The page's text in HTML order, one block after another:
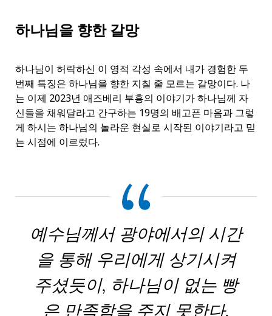
하나님을 향한 갈망
하나님이 허락하신 이 영적 각성 속에서 내가 경험한 두
번째 특징은 하나님을 향한 지칠 줄 모르는 갈망이다. 나
는 이제 2023년 애즈베리 부흥의 이야기가 하나님께 자
신들을 채워달라고 간구하는 19명의 배고픈 마음과 그렇
게 하시는 하나님의 놀라운 현실로 시작된 이야기라고 믿
는 시점에 이르렀다.
예수님께서 광야에서의 시간
을 통해 우리에게 상기시켜
주셨듯이, 하나님이 없는 빵
은 만족함을 주지 못한다.